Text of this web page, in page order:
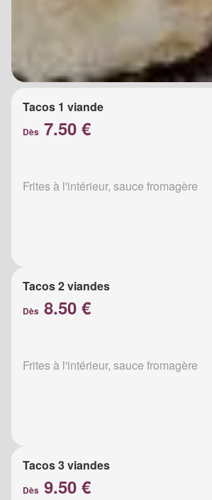
Tacos 1 viande
Dès 7.50 €
Frites à l'intérieur, sauce fromagère
Tacos 2 viandes
Dès 8.50 €
Frites à l'intérieur, sauce fromagère
Tacos 3 viandes
Dès 9.50 €